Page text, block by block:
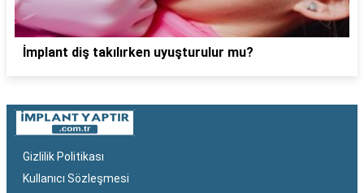
İmplant diş takılırken uyuşturulur mu?
Gizlilik Politikası
Kullanıcı Sözleşmesi